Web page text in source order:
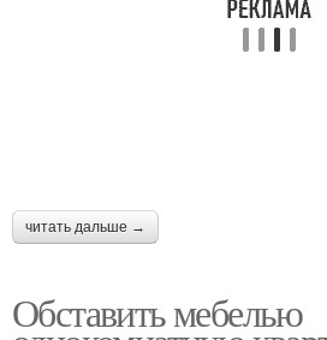
читать дальше →
Обставить мебелью